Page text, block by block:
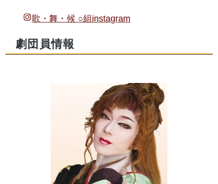
歌・舞・候 ○組instagram
劇団員情報